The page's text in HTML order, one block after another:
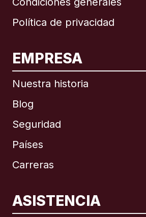
Política de privacidad
EMPRESA
Nuestra historia
Blog
Seguridad
Países
Carreras
ASISTENCIA
Internacional English